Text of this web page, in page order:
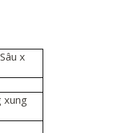
x
xung